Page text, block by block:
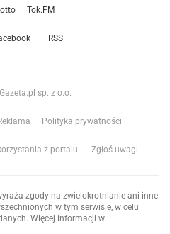
Tok.FM
RSS
sp. z o.o.
Polityka prywatności
z portalu Zgłoś uwagi
zgody na zwielokrotnianie ani inne
w tym serwisie, w celu
Więcej informacji w